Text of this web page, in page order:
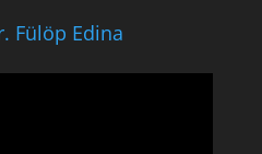
Fülöp Edina